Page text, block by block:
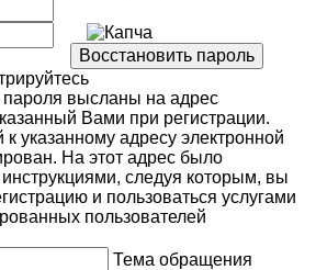
пароля высланы на адрес
Вами при регистрации.
указанному адресу электронной
На этот адрес было
следуя которым, вы
и пользоваться услугами
пользователей
Тема обращения